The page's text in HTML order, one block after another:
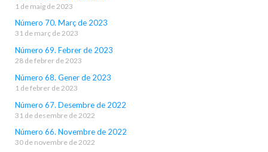
1 de maig de 2023
Número 70. Març de 2023
31 de març de 2023
Número 69. Febrer de 2023
28 de febrer de 2023
Número 68. Gener de 2023
1 de febrer de 2023
Número 67. Desembre de 2022
31 de desembre de 2022
Número 66. Novembre de 2022
30 de novembre de 2022